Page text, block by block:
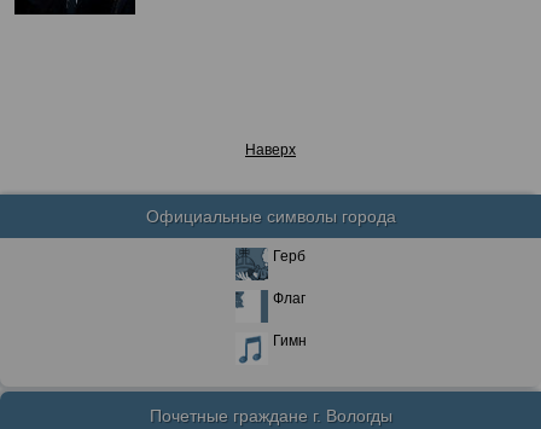
Наверх
Официальные символы города
Герб
Флаг
Гимн
Почетные граждане г. Вологды